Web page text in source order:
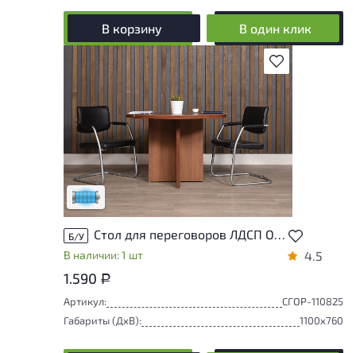
В корзину В один клик
В избранное
Состояние товара приближено к новому,
могут присутствовать незначительные
следы эксплуатации
Низкая степень износа
Б/У Стол для переговоров ЛДСП Орех
В наличии: 1 шт 4.5
1.590 Р
Артикул:
СГОР-110825
Габариты (ДxВ):
1100x760